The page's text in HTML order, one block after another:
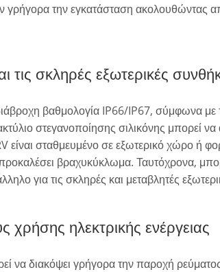
την εγκατάσταση ακολουθώντας
σκληρές εξωτερικές
βαθμολογία IP66/IP67, σύμφωνα
στεγανοποίησης σιλικόνης μπορεί να
σταθμευμένο σε εξωτερικό χώρο ή
βραχυκύκλωμα. Ταυτόχρονα,
για τις σκληρές και μεταβλητές
χρήσης ηλεκτρικής ενέργειας
διακόψει γρήγορα την παροχή